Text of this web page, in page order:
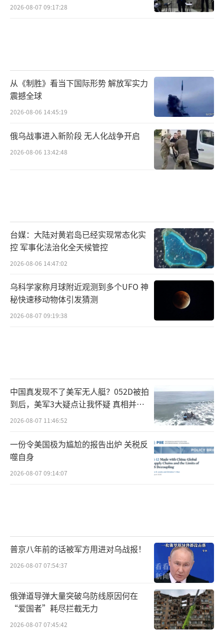
象。这种外交表演为后续行动提供充分推诿空
间。
三国博弈中，伊朗的反应成为悲剧注脚。
戒备等级，将关键人物转移到加固设施。但沉
浸在导弹试射成功的喜悦中，伊朗错失了最后
伊朗领导人遇刺后，伊朗驻联合国代表团
迅速发声：“外交——而非军国主义——是唯一
的前进道路”。这一表态暗示伊朗可能不会立
即采取军事报复，与以往强硬姿态形成鲜明对
比。
前克制形成戏剧性反差。
现实困境使伊朗陷入“一怒之下，怒了一
下”的循环。在哈尼亚遇刺事件中，伊朗虽扬
过去实质性行动有限。伊朗面临两难抉择：大
规模报复可能招致更猛烈反击，不报复则损害
安全机构已被渗透。伊朗必须先清理门户，才
能有效应对外部威胁。
06中东火药桶，一触即发的地区战争风险
此次事件发生时，国际原子能机构（IAE
A）正在维也纳召开会议。总干事格罗西报告
2026-08-07 09:17:28
从《制胜》看当下国际形势 解放军实力
震撼全球
2026-08-06 14:45:19
俄乌战事进入新阶段 无人化战争开启
2026-08-06 13:42:48
台媒：大陆对黄岩岛已经实现常态化实
控 军事化法治化全天候管控
2026-08-06 14:47:02
乌科学家称月球附近观测到多个UFO 神
秘快速移动物体引发猜测
2026-08-07 09:19:38
中国真发现不了美军无人艇？052D被拍
到后，美军3大疑点让我怀疑 真相并非
如此
2026-08-07 11:46:52
一份令美国极为尴尬的报告出炉 关税反
噬自身
2026-08-07 09:14:07
普京八年前的话被军方用进对乌战报！
2026-08-07 07:54:37
俄弹道导弹大量突破乌防线原因何在
“爱国者”耗尽拦截无力
2026-08-07 07:45:42